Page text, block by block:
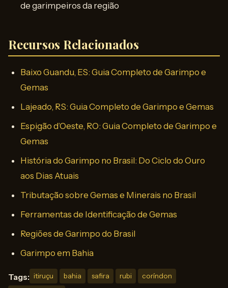
de garimpeiros da região
Recursos Relacionados
Baixo Guandu, ES: Guia Completo de Garimpo e
Gemas
Lajeado, RS: Guia Completo de Garimpo e Gemas
Espigão d’Oeste, RO: Guia Completo de Garimpo e
Gemas
História do Garimpo no Brasil: Do Ciclo do Ouro
aos Dias Atuais
Tributação sobre Gemas e Minerais no Brasil
Ferramentas de Identificação de Gemas
Regiões de Garimpo do Brasil
Garimpo em Bahia
Tags: itiruçu bahia safira rubi coríndon